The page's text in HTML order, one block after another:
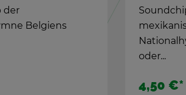
Sound­chip mit der
me­xi­ka­ni­schen